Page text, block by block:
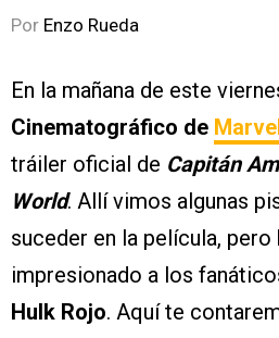
Por Enzo Rueda
En la mañana de este
Cinematográfico de
tráiler oficial de Capitán
World. Allí vimos algunas
suceder en la película, pero
impresionado a los
Hulk Rojo. Aquí te